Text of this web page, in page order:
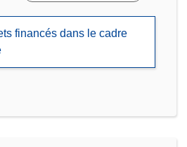
financés dans le cadre